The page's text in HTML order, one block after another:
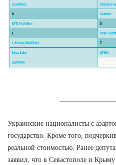
Украинские националисты с
государство. Кроме того,
реальной стоимостью. Ранее
заявил, что в Севастополе и